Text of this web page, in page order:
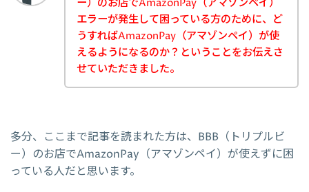
ー）のお店でAmazonPay（アマゾンペイ）
エラーが発生して困っている方のために、ど
うすればAmazonPay（アマゾンペイ）が使
えるようになるのか？ということをお伝えさ
せていただきました。
多分、ここまで記事を読まれた方は、BBB（トリプルビ
ー）のお店でAmazonPay（アマゾンペイ）が使えずに困
っている人だと思います。